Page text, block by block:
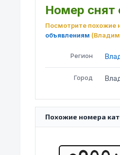
Номер снят
Посмотрите похожие
объявлениям
Регион
Город
Похожие номера